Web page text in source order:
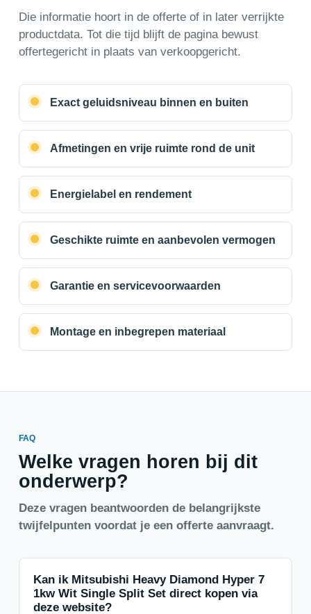
Die informatie hoort in de offerte of in later verrijkte
productdata. Tot die tijd blijft de pagina bewust
offertegericht in plaats van verkoopgericht.
Exact geluidsniveau binnen en buiten
Afmetingen en vrije ruimte rond de unit
Energielabel en rendement
Geschikte ruimte en aanbevolen vermogen
Garantie en servicevoorwaarden
Montage en inbegrepen materiaal
FAQ
Welke vragen horen bij dit
onderwerp?
Deze vragen beantwoorden de belangrijkste
twijfelpunten voordat je een offerte aanvraagt.
Kan ik Mitsubishi Heavy Diamond Hyper 7
1kw Wit Single Split Set direct kopen via
deze website?